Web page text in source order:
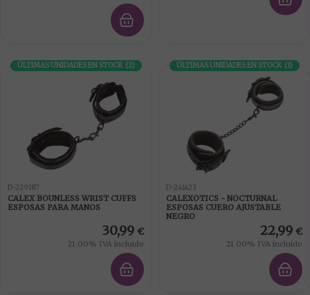
ÚLTIMAS UNIDADES EN STOCK (2)
D-229187
CALEX BOUNLESS WRIST CUFFS
ESPOSAS PARA MANOS
30,99 €
21.00% IVA incluido
ÚLTIMAS UNIDADES EN STOCK (1)
D-241423
CALEXOTICS - NOCTURNAL
ESPOSAS CUERO AJUSTABLE
NEGRO
22,99 €
21.00% IVA incluido